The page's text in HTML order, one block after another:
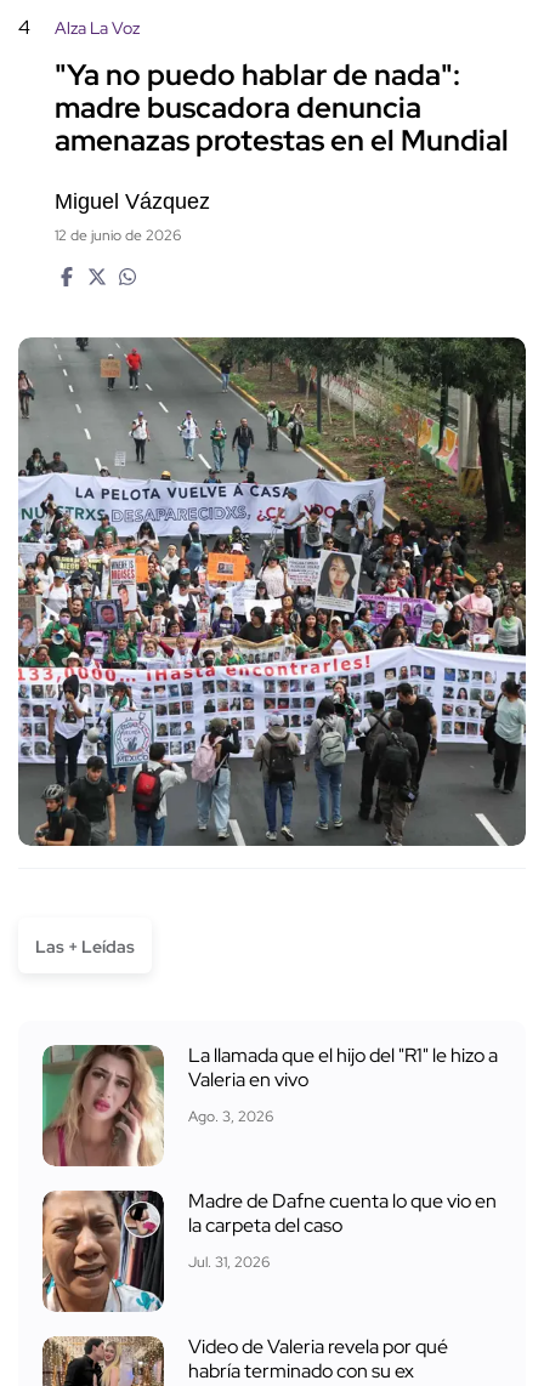
4 Alza La Voz
"Ya no puedo hablar de nada":
madre buscadora denuncia
amenazas protestas en el Mundial
Miguel Vázquez
12 de junio de 2026
Las + Leídas
La llamada que el hijo del "R1" le hizo a
Valeria en vivo
Ago. 3, 2026
Madre de Dafne cuenta lo que vio en
la carpeta del caso
Jul. 31, 2026
Video de Valeria revela por qué
habría terminado con su ex